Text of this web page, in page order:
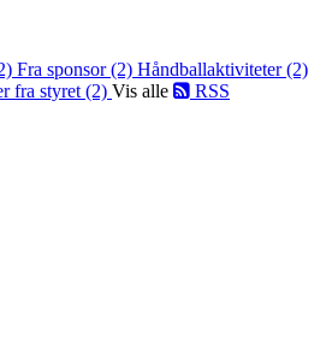
Fra sponsor (2) Håndballaktiviteter (2)
fra styret (2) Vis alle RSS